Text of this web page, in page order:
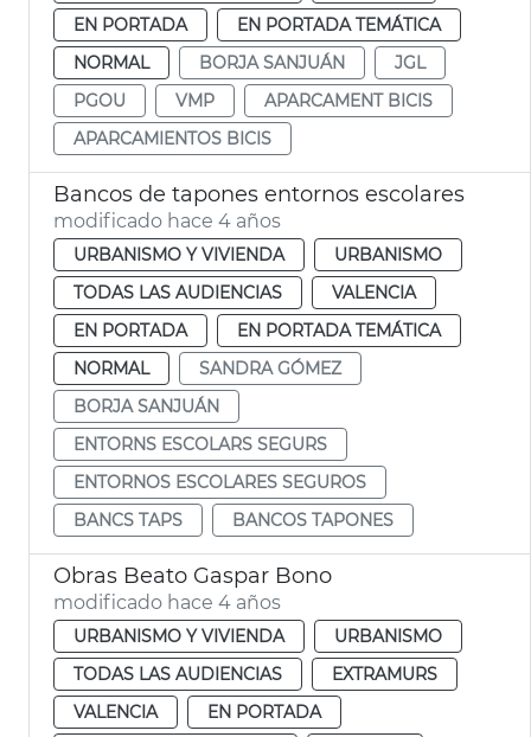
EN PORTADA
EN PORTADA TEMÁTICA
NORMAL
BORJA SANJUÁN
JGL
PGOU
VMP
APARCAMENT BICIS
APARCAMIENTOS BICIS
Bancos de tapones entornos escolares
modificado hace 4 años
URBANISMO Y VIVIENDA
URBANISMO
TODAS LAS AUDIENCIAS
VALENCIA
EN PORTADA
EN PORTADA TEMÁTICA
NORMAL
SANDRA GÓMEZ
BORJA SANJUÁN
ENTORNS ESCOLARS SEGURS
ENTORNOS ESCOLARES SEGUROS
BANCS TAPS
BANCOS TAPONES
Obras Beato Gaspar Bono
modificado hace 4 años
URBANISMO Y VIVIENDA
URBANISMO
TODAS LAS AUDIENCIAS
EXTRAMURS
VALENCIA
EN PORTADA